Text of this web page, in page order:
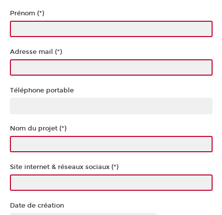
Prénom (*)
Adresse mail (*)
Téléphone portable
Nom du projet (*)
Site internet & réseaux sociaux (*)
Date de création